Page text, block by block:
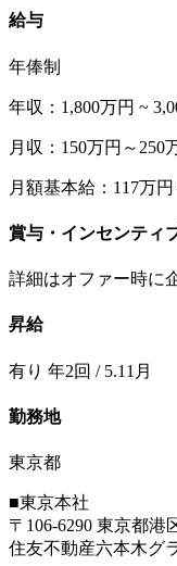
給与
年俸制
年収：1,800万円 ~
月収：150万円～250
月額基本給：117万円
賞与・インセンティ
詳細はオファー時に
昇給
有り 年2回 / 5.11月
勤務地
東京都
■東京本社
〒106-6290 東京都
住友不動産六本木グ